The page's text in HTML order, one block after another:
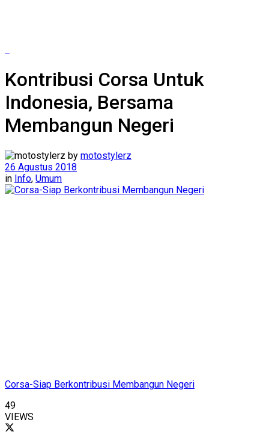
Kontribusi Corsa Untuk
Indonesia, Bersama
Membangun Negeri
by motostylerz
26 Agustus 2018
in Info, Umum
Corsa-Siap Berkontribusi Membangun Negeri
49
VIEWS